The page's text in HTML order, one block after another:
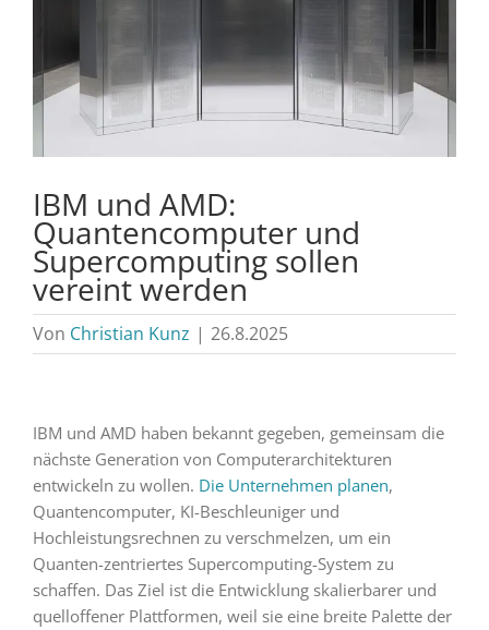
IBM und AMD:
Quantencomputer und
Supercomputing sollen
vereint werden
Von Christian Kunz | 26.8.2025
IBM und AMD haben bekannt gegeben, gemeinsam die
nächste Generation von Computerarchitekturen
entwickeln zu wollen. Die Unternehmen planen,
Quantencomputer, KI-Beschleuniger und
Hochleistungsrechnen zu verschmelzen, um ein
Quanten-zentriertes Supercomputing-System zu
schaffen. Das Ziel ist die Entwicklung skalierbarer und
quelloffener Plattformen, weil sie eine breite Palette der